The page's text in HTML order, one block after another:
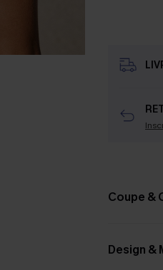
Coupe &
Design &